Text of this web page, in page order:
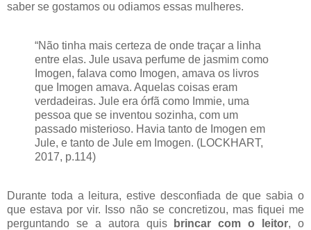
saber se gostamos ou odiamos essas mulheres.
“Não tinha mais certeza de onde traçar a linha
entre elas. Jule usava perfume de jasmim como
Imogen, falava como Imogen, amava os livros
que Imogen amava. Aquelas coisas eram
verdadeiras. Jule era órfã como Immie, uma
pessoa que se inventou sozinha, com um
passado misterioso. Havia tanto de Imogen em
Jule, e tanto de Jule em Imogen. (LOCKHART,
2017, p.114)
Durante toda a leitura, estive desconfiada de que sabia o
que estava por vir. Isso não se concretizou, mas fiquei me
perguntando se a autora quis
brincar com o leitor, o